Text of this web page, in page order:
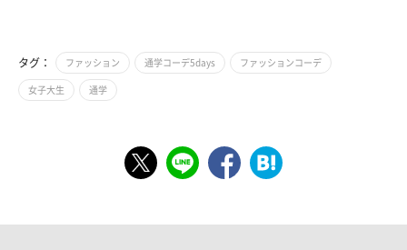
タグ： ファッション 通学コーデ5days ファッションコーデ
女子大生 通学